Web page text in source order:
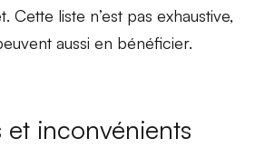
. Cette liste n’est pas exhaustive,
aussi en bénéficier.
et inconvénients